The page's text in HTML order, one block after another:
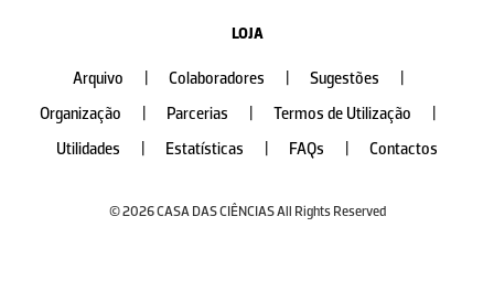
LOJA
Arquivo Colaboradores Sugestões
Organização
Parcerias Termos de Utilização
Utilidades
Estatísticas FAQs Contactos
© 2026 CASA DAS CIÊNCIAS All Rights Reserved